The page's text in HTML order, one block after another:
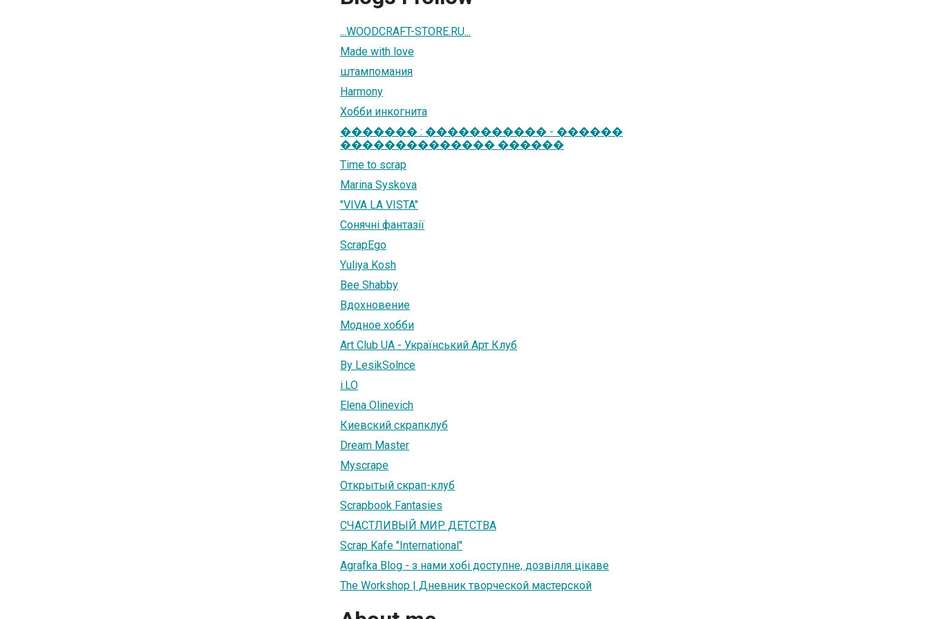
...WOODCRAFT-STORE.RU...
Мade with love
штампомания
Harmony
Хобби инкогнита
������� : ����������� - ������
�������������� ������
Time to scrap
Marina Syskova
"VIVA LA VISTA"
Сонячні фантазії
ScrapEgo
Yuliya Kosh
Bee Shabby
Вдохновение
Модное хобби
Art Club UA - Український Арт Клуб
By LesikSolnce
i.LO
Elena Olinevich
Киевский скрапклуб
Dream Master
Myscrape
Открытый скрап-клуб
Scrapbook Fantasies
СЧАСТЛИВЫЙ МИР ДЕТСТВА
Scrap Kafe "International"
Agrafka Blog - з нами хобі доступне, дозвілля цікаве
The Workshop | Дневник творческой мастерской